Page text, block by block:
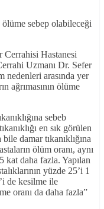
sebep olabileceği
Hastanesi
Uzmanı Dr. Sefer
nedenleri arasında yer
ağrımasının ölüme
sebeb
en sık görülen
damar tıkanıklığına
ölüm oranı, aynı
kat daha fazla. Yapılan
yüzde 25’i 1
de kesilme ile
oranı da daha fazla”